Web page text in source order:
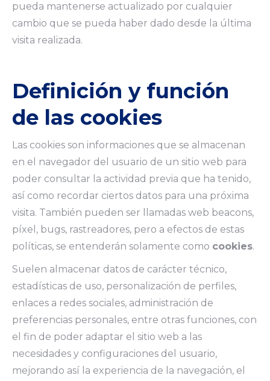
pueda mantenerse actualizado por cualquier
cambio que se pueda haber dado desde la última
visita realizada.
Definición y función
de las cookies
Las cookies son informaciones que se almacenan
en el navegador del usuario de un sitio web para
poder consultar la actividad previa que ha tenido,
así como recordar ciertos datos para una próxima
visita. También pueden ser llamadas web beacons,
píxel, bugs, rastreadores, pero a efectos de estas
políticas, se entenderán solamente como cookies.
Suelen almacenar datos de carácter técnico,
estadísticas de uso, personalización de perfiles,
enlaces a redes sociales, administración de
preferencias personales, entre otras funciones, con
el fin de poder adaptar el sitio web a las
necesidades y configuraciones del usuario,
mejorando así la experiencia de la navegación, el